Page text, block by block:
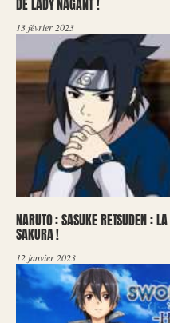
13 février 2023
NARUTO : SASUKE RETSUDEN :
SAKURA !
12 janvier 2023